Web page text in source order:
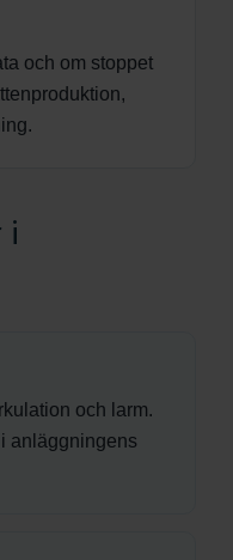
och om stoppet
i
och larm.
anläggningens